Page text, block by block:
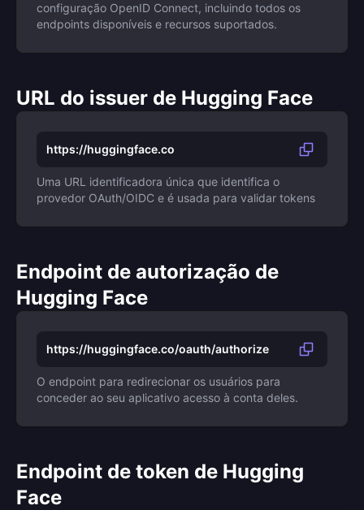
configuração OpenID Connect, incluindo todos os
endpoints disponíveis e recursos suportados.
URL do issuer de Hugging Face
https://huggingface.co
Uma URL identificadora única que identifica o
provedor OAuth/OIDC e é usada para validar tokens
Endpoint de autorização de
Hugging Face
https://huggingface.co/oauth/authorize
O endpoint para redirecionar os usuários para
conceder ao seu aplicativo acesso à conta deles.
Endpoint de token de Hugging
Face